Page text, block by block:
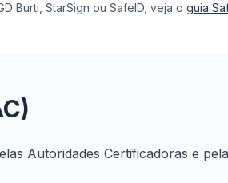
Burti, StarSign ou SafeID, veja o guia
Autoridades Certificadoras e